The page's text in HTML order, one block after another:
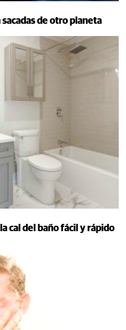
de otro planeta
cal del baño fácil y rápido